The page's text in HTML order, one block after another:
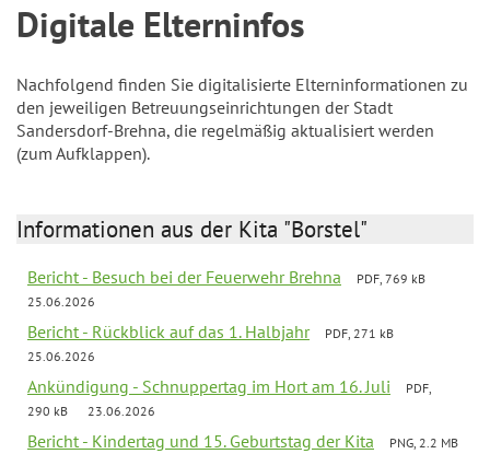
Digitale Elterninfos
Nachfolgend finden Sie digitalisierte Elterninformationen zu
den jeweiligen Betreuungseinrichtungen der Stadt
Sandersdorf-Brehna, die regelmäßig aktualisiert werden
(zum Aufklappen).
Informationen aus der Kita "Borstel"
Bericht - Besuch bei der Feuerwehr Brehna
PDF, 769 kB
25.06.2026
Bericht - Rückblick auf das 1. Halbjahr
PDF, 271 kB
25.06.2026
Ankündigung - Schnuppertag im Hort am 16. Juli
PDF,
290 kB
23.06.2026
Bericht - Kindertag und 15. Geburtstag der Kita
PNG, 2.2 MB